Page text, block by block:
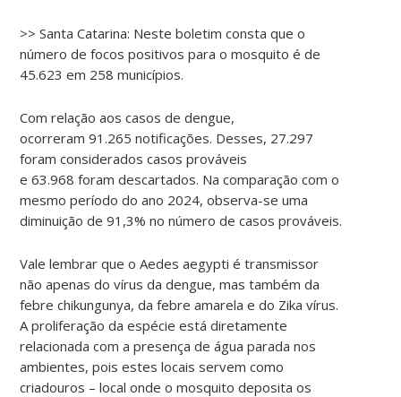
>> Santa Catarina: Neste boletim consta que o
número de focos positivos para o mosquito é de
45.623 em 258 municípios.
Com relação aos casos de dengue,
ocorreram 91.265 notificações. Desses, 27.297
foram considerados casos prováveis
e 63.968 foram descartados. Na comparação com o
mesmo período do ano 2024, observa-se uma
diminuição de 91,3% no número de casos prováveis.
Vale lembrar que o Aedes aegypti é transmissor
não apenas do vírus da dengue, mas também da
febre chikungunya, da febre amarela e do Zika vírus.
A proliferação da espécie está diretamente
relacionada com a presença de água parada nos
ambientes, pois estes locais servem como
criadouros – local onde o mosquito deposita os